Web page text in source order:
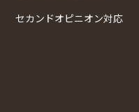
セカンドオピニオン対応